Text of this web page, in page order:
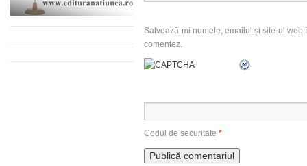
Salvează-mi numele, emailul și site-ul
comentez.
Codul de securitate *